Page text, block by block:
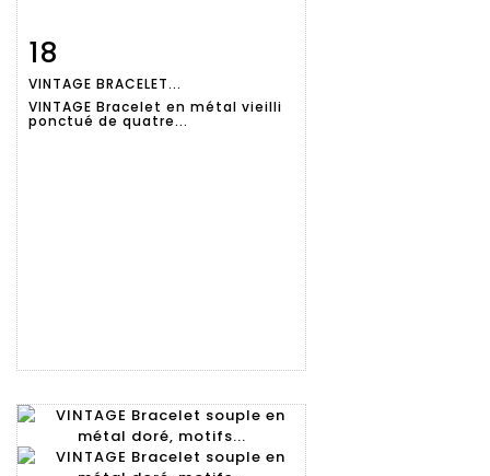
détaillée
18
VINTAGE BRACELET...
VINTAGE Bracelet en métal vieilli
ponctué de quatre...